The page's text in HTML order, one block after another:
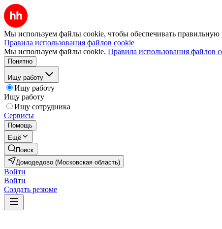
Мы используем файлы cookie, чтобы обеспечивать правильную
Правила использования файлов cookie
Мы используем файлы cookie. Правила использования файлов
Понятно
Ищу работу
Ищу работу
Ищу работу
Ищу сотрудника
Сервисы
Помощь
Ещё
Поиск
Домодедово (Московская область)
Войти
Войти
Создать резюме